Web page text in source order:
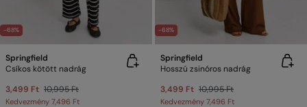
-68%
Springfield
Csíkos kötött nadrág
3,499 Ft 10,995 Ft
Kedvezmény 7,496 Ft
-68%
Springfield
Hosszú zsinóros nadrág
3,499 Ft 10,995 Ft
Kedvezmény 7,496 Ft